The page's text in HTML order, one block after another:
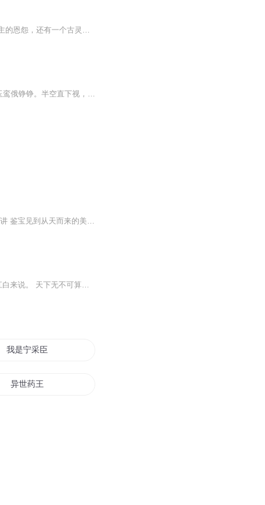
【内容简介】渡劫期大能苏默遭人暗算，渡劫失败于现世重生。穿越到现世得到的不只是宿主的恩怨，还有一个古灵精怪的女儿，一代仙祖奶爸就此诞生。【作者/主播简介】作者：隔村老王，网络小说作家。主播：墨客，声音低沉磁性，擅长多种题材，喜马拉雅签约录...
星期天晚上9.00-10.00人有梦仙者，梦身升上清。坐乘一白鹤，前引双红旌。羽衣忽飘飘，玉鸾俄铮铮。半空直下视，人世尘冥冥。渐失乡国处，才分山水形。东海一片白，列岳五点青。须臾群仙来，相引朝玉京。安期羡门辈，列侍如公卿。仰谒玉皇帝，稽首前致诚。...
都市玄幻小说《万宝仙人》欢迎您的收听 本作品由燚焱文化传媒有限公司自制出品，高鹤播讲 鉴宝见到从天而来的美女，于是江流儿的世界观改变了。
上算天，下算地，中间算空气！ 左算鬼，右算人，中间算仙神！ 对于拥有最强算卦系统的江白来说。 天下无不可算之物。 天下无不可算之人。 刚刚穿越，便遇到了传说中的仙人。 仙人找他算了一卦。
我是宁采臣
异世药王